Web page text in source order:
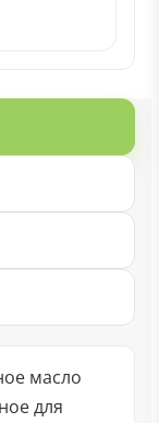
масло
для